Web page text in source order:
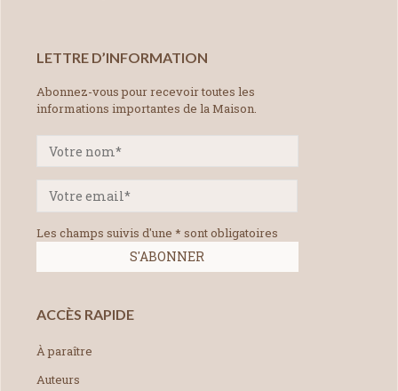
LETTRE D’INFORMATION
Abonnez-vous pour recevoir toutes les
informations importantes de la Maison.
Les champs suivis d'une * sont obligatoires
ACCÈS RAPIDE
À paraître
Auteurs